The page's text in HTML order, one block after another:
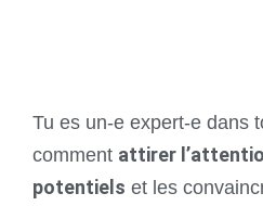
Tu es un-e expert-e dans
comment attirer
potentiels et les